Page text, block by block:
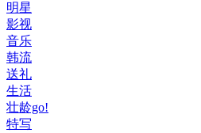
明星
影视
音乐
韩流
送礼
生活
壮龄go!
特写